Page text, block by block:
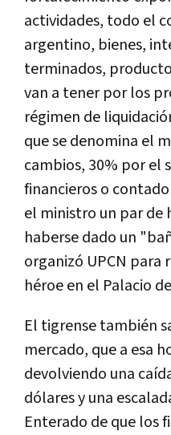
actividades, todo el
argentino, bienes,
terminados,
van a tener por los
régimen de
que se denomina el
cambios, 30% por el
financieros o
el ministro un par de
haberse dado un
organizó UPCN para
héroe en el Palacio
El tigrense también
mercado, que a esa
devolviendo una
dólares y una
Enterado de que los